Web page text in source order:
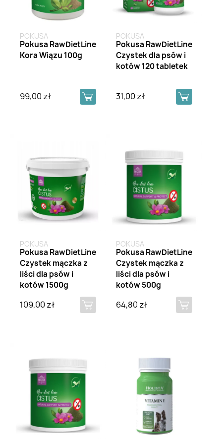
POKUSA
Pokusa RawDietLine
Kora Wiązu 100g
99,00 zł
POKUSA
Pokusa RawDietLine
Czystek dla psów i
kotów 120 tabletek
31,00 zł
POKUSA
Pokusa RawDietLine
Czystek mączka z
liści dla psów i
kotów 1500g
109,00 zł
POKUSA
Pokusa RawDietLine
Czystek mączka z
liści dla psów i
kotów 500g
64,80 zł